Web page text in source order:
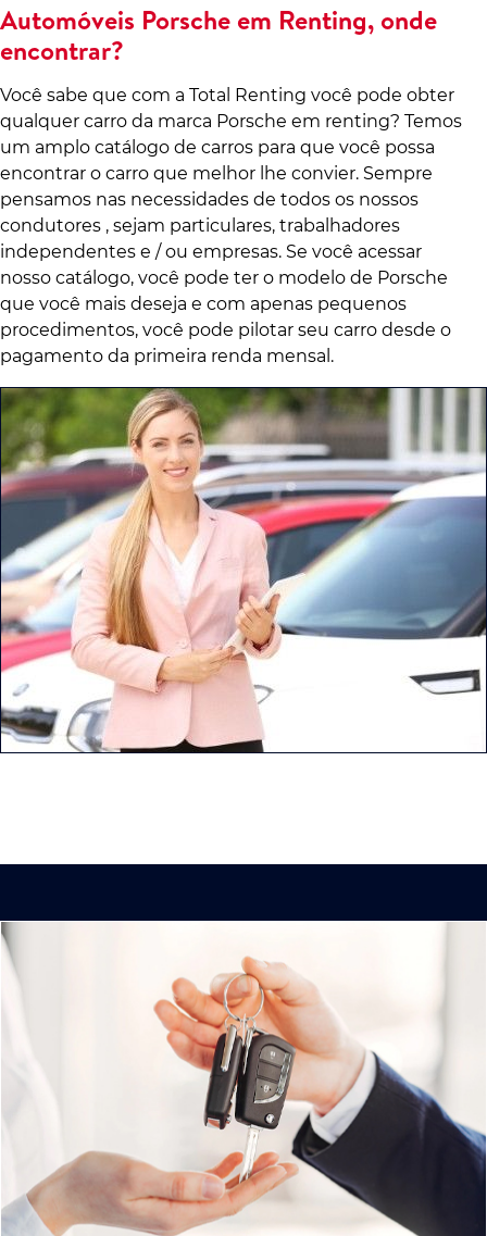
Automóveis Porsche em Renting, onde
encontrar?
Você sabe que com a Total Renting você pode obter
qualquer carro da marca Porsche em renting? Temos
um amplo catálogo de carros para que você possa
encontrar o carro que melhor lhe convier. Sempre
pensamos nas necessidades de todos os nossos
condutores , sejam particulares, trabalhadores
independentes e / ou empresas. Se você acessar
nosso catálogo, você pode ter o modelo de Porsche
que você mais deseja e com apenas pequenos
procedimentos, você pode pilotar seu carro desde o
pagamento da primeira renda mensal.